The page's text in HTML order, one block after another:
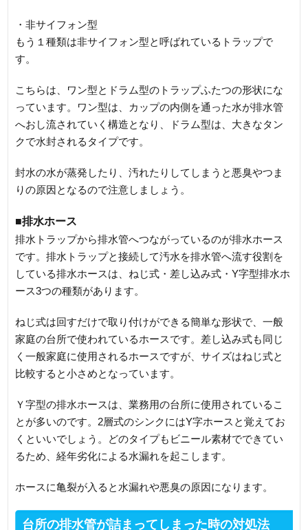
・非サイフォン型
もう１種類は非サイフォン型と呼ばれているトラップで
す。
こちらは、ワン型とドラム型のトラップふたつの形状にな
っています。ワン型は、カップの内側を通った水が排水管
へおし流されていく構造となり、ドラム型は、大きなタン
クで水封されるタイプです。
封水の水が蒸発したり、汚れたりしてしまうと悪臭やつま
りの原因となるので注意しましょう。
■排水ホース
排水トラップから排水管へつながっているのが排水ホース
です。排水トラップと接続して汚水を排水管へ流す役割を
している排水ホースは、ねじ式・差し込み式・Y字型排水ホ
ース3つの種類があります。
ねじ式は回すだけで取り付けができる簡単な形状で、一般
家庭の台所で使われているホースです。差し込み式も同じ
く一般家庭に使用されるホースですが、サイズはねじ式と
比較すると小さめとなっています。
Ｙ字型の排水ホースは、業務用の台所に使用されているこ
とが多いのです。2層式のシンクにはY字ホースと覚えてお
くといいでしょう。どのタイプもビニール素材でできてい
るため、経年劣化による水漏れを起こします。
ホースに亀裂が入ると水漏れや悪臭の原因になります。
台所の排水管が詰まってしまった時の対処法